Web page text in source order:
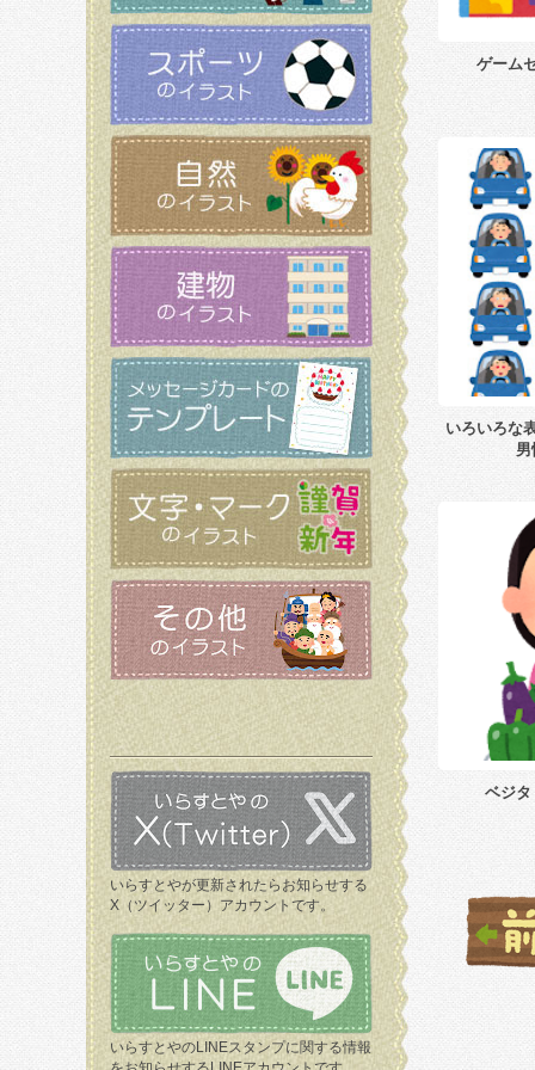
いらすとやが更新されたらお知らせする
X（ツイッター）アカウントです。
いらすとやのLINEスタンプに関する情報
ゲーム
いろいろな
ベジタ